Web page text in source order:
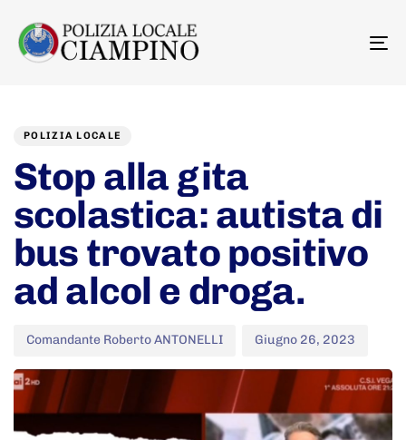
POLIZIA LOCALE
Stop alla gita
scolastica: autista di
bus trovato positivo
ad alcol e droga.
Comandante Roberto ANTONELLI Giugno 26, 2023